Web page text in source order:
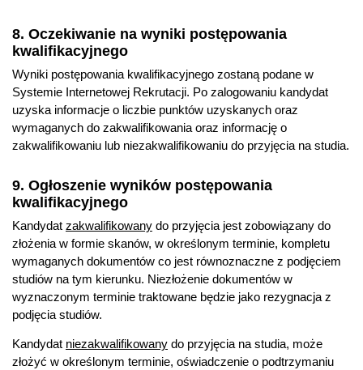
8. Oczekiwanie na wyniki postępowania
kwalifikacyjnego
Wyniki postępowania kwalifikacyjnego zostaną podane w
Systemie Internetowej Rekrutacji. Po zalogowaniu kandydat
uzyska informacje o liczbie punktów uzyskanych oraz
wymaganych do zakwalifikowania oraz informację o
zakwalifikowaniu lub niezakwalifikowaniu do przyjęcia na studia.
9. Ogłoszenie wyników postępowania
kwalifikacyjnego
Kandydat zakwalifikowany do przyjęcia jest zobowiązany do
złożenia w formie skanów, w określonym terminie, kompletu
wymaganych dokumentów co jest równoznaczne z podjęciem
studiów na tym kierunku. Niezłożenie dokumentów w
wyznaczonym terminie traktowane będzie jako rezygnacja z
podjęcia studiów.
Kandydat niezakwalifikowany do przyjęcia na studia, może
złożyć w określonym terminie, oświadczenie o podtrzymaniu